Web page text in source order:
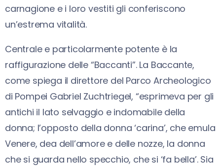
carnagione e i loro vestiti gli conferiscono
un’estrema vitalità.
Centrale e particolarmente potente è la
raffigurazione delle “Baccanti”. La Baccante,
come spiega il direttore del Parco Archeologico
di Pompei Gabriel Zuchtriegel, “esprimeva per gli
antichi il lato selvaggio e indomabile della
donna; l’opposto della donna ‘carina’, che emula
Venere, dea dell’amore e delle nozze, la donna
che si guarda nello specchio, che si ‘fa bella’. Sia